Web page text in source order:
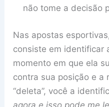
não tome a decisão
Nas apostas
consiste em identificar
momento em que ela
contra sua posição e a
“deleta”, você a
agora e isso pode me